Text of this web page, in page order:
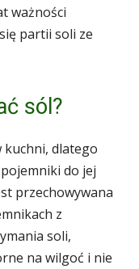
ważności
partii soli ze
sól?
kuchni, dlatego
do jej
przechowywana
z
soli,
na wilgoć i nie